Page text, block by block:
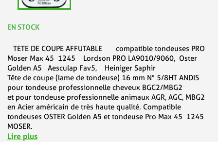
EN STOCK
TETE DE COUPE AFFUTABLE compatible tondeuses PRO
Moser Max 45 1245 Lordson PRO LA9010/9060, Oster
Golden A5 Aesculap Fav5, Heiniger Saphir
Tête de coupe (lame de tondeuse) 16 mm N° 5/8HT ANDIS
pour tondeuse professionnelle cheveux BGC2/MBG2
et pour tondeuse professionnelle animaux AGR, AGC, MBG2
en Acier américain de très haute qualité. Compatible
tondeuses OSTER Golden A5 et tondeuse Pro Max 45 1245
MOSER.
Lire plus